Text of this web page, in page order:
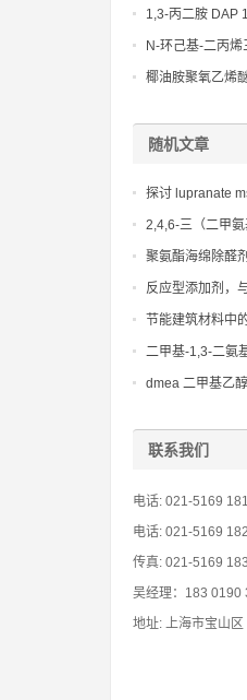
1,3-丙二胺 DAP
No 109-76-2
N-环己基-二丙烯
椰油胺聚氧乙烯
随机文章
探讨 lupranate
2,4,6-三（二甲
聚氨酯海绵除醛
计美学与实用功
反应型添加剂，
材料的持久性能
节能建筑材料中
催化剂的市场潜
二甲基-1,3-二氨
的应用与效果
dmea 二甲基乙
联系我们
电话: 021-5169
电话: 021-5169
传真: 021-5169
吴经理：183 0190
地址: 上海市宝山区